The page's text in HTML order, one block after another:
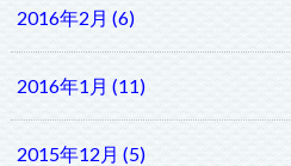
2016年2月 (6)
2016年1月 (11)
2015年12月 (5)